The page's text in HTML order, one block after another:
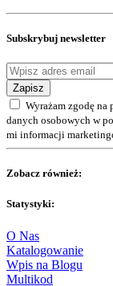
Subskrybuj newsletter
Zapisz
Wyrażam zgodę na
danych osobowych w
mi informacji
Zobacz również:
Statystyki:
O Nas
Katalogowanie
Wpis na Blogu
Multikod